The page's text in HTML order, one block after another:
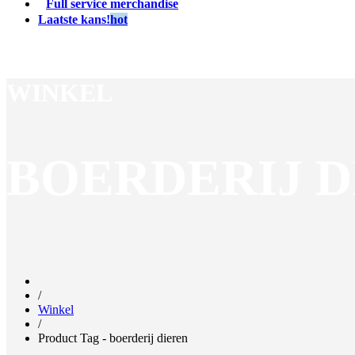
Full service merchandise
Laatste kans!hot
/
Winkel
/
Product Tag - boerderij dieren